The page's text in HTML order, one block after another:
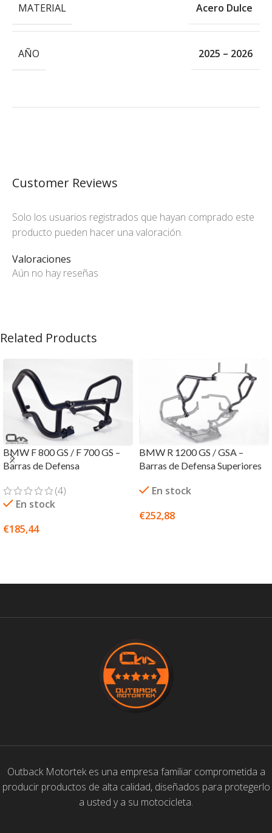
MATERIAL Acero Dulce
AÑO 2025 – 2026
Customer Reviews
Valoraciones
Aún no hay reseñas
Solo los usuarios registrados que hayan comprado este
producto pueden hacer una valoración.
Related Products
BMW F 800 GS / F 700 GS –
Barras de Defensa
(4)
En stock
€185,44
BMW R 1200 GS / GSA –
Barras de Defensa Superiores
En stock
€252,88
Outback Motortek es una empresa familiar comprometida a
producir productos de alta calidad, diseñados para protegerlo
a usted y a su motocicleta.